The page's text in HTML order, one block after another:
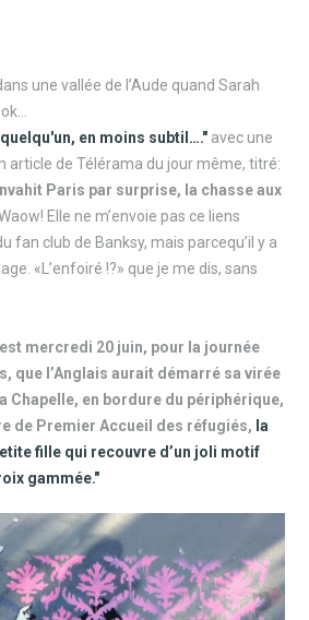
une vallée de l’Aude quand Sarah
en moins subtil…." avec une
article de Télérama du jour même, titré:
Paris par surprise, la chasse aux
Waow! Elle ne m’envoie pas ce liens
fan club de Banksy, mais parcequ’il y a
«L’enfoiré !?» que je me dis, sans
mercredi 20 juin, pour la journée
que l’Anglais aurait démarré sa virée
Chapelle, en bordure du périphérique,
de Premier Accueil des réfugiés, la
fille qui recouvre d’un joli motif
gammée."